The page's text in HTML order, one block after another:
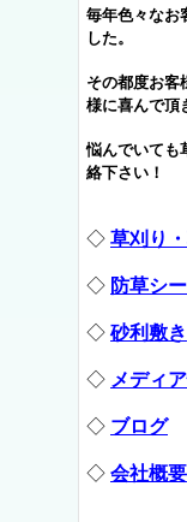
毎年色々なお
した。
その都度お客
様に喜んで頂
悩んでいても
絡下さい！
◇ 草刈り
◇ 防草シ
◇ 砂利敷き
◇ メディ
◇ ブログ
◇ 会社概要